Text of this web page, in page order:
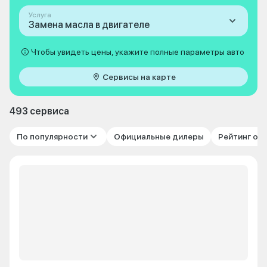
Услуга
Замена масла в двигателе
Чтобы увидеть цены, укажите полные параметры авто
Сервисы на карте
493 сервиса
По популярности Официальные дилеры Рейтинг